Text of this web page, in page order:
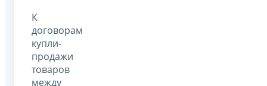
К
договорам
купли-
продажи
товаров
между